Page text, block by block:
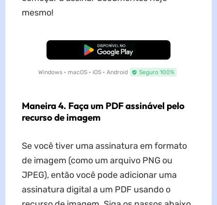
mesmo!
Baixar Grátis
Windows • macOS • iOS • Android Seguro 100%
Maneira 4. Faça um PDF assinável pelo
recurso de imagem
Se você tiver uma assinatura em formato
de imagem (como um arquivo PNG ou
JPEG), então você pode adicionar uma
assinatura digital a um PDF usando o